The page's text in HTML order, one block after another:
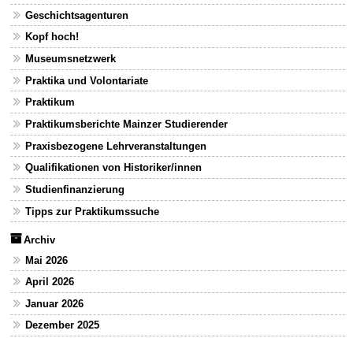
Geschichtsagenturen
Kopf hoch!
Museumsnetzwerk
Praktika und Volontariate
Praktikum
Praktikumsberichte Mainzer Studierender
Praxisbezogene Lehrveranstaltungen
Qualifikationen von Historiker/innen
Studienfinanzierung
Tipps zur Praktikumssuche
Archiv
Mai 2026
April 2026
Januar 2026
Dezember 2025